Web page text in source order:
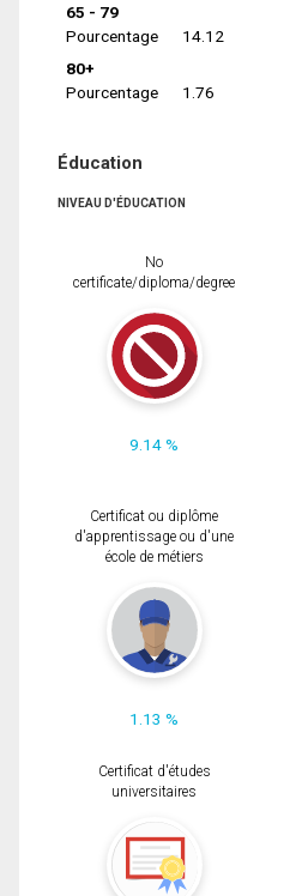
65 - 79
Pourcentage
14.12
80+
Pourcentage
1.76
Éducation
NIVEAU D'ÉDUCATION
No
certificate/diploma/degree
9.14 %
Certificat ou diplôme
d'apprentissage ou d'une
école de métiers
1.13 %
Certificat d'études
universitaires